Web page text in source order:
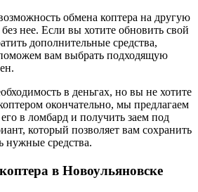
обмена коптера на другую
нее. Если вы хотите обновить свой
дополнительные средства,
вам выбрать подходящую
в деньгах, но вы не хотите
окончательно, мы предлагаем
в ломбард и получить заем под
который позволяет вам сохранить
нужные средства.
в Новоульяновске